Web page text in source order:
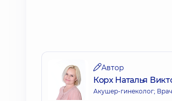
Автор
Корх Наталья
Акушер-гинеколог;